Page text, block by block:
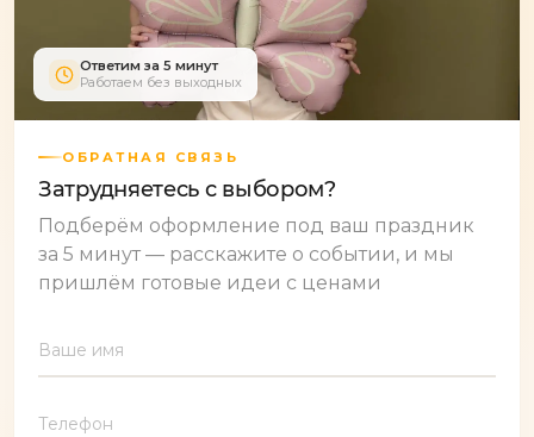
Ответим за 5 минут
Работаем без выходных
ОБРАТНАЯ СВЯЗЬ
Затрудняетесь с выбором?
Подберём оформление под ваш праздник
за 5 минут — расскажите о событии, и мы
пришлём готовые идеи с ценами
Ваше имя
Телефон